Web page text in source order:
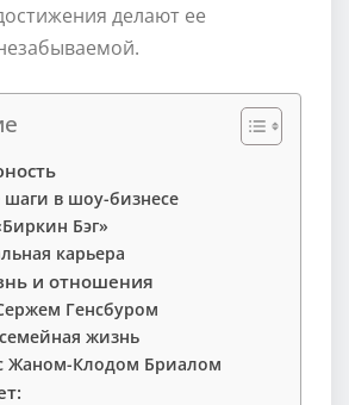
делают ее
в шоу-бизнесе
Бэг»
карьера
и отношения
Генсбуром
жизнь
Жаном-Клодом Бриалом